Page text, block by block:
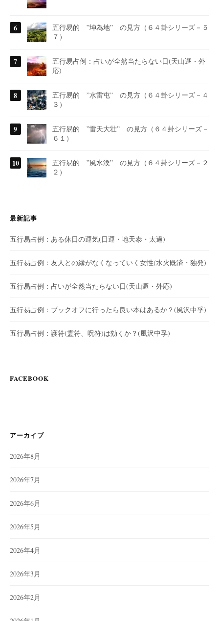
五行易的 ”坤為地” の見方（６４卦シリーズ－５
７）
五行易占例：占いが全然当たらない日(天山遯・外
応)
五行易的 ”水雷屯” の見方（６４卦シリーズ－４
３）
五行易的 ”雷天大壮” の見方（６４卦シリーズ－
６１）
五行易的 ”風水渙” の見方（６４卦シリーズ－２
２）
最新記事
五行易占例：ある休日の運気(日運・地天泰・太過)
五行易占例：友人との縁がなくなっていく女性(水火既済・独発)
五行易占例：占いが全然当たらない日(天山遯・外応)
五行易占例：ブックオフに行ったら良い本はあるか？(風沢中孚)
五行易占例：護符(霊符、呪符)は効くか？(風沢中孚)
FACEBOOK
アーカイブ
2026年8月
2026年7月
2026年6月
2026年5月
2026年4月
2026年3月
2026年2月